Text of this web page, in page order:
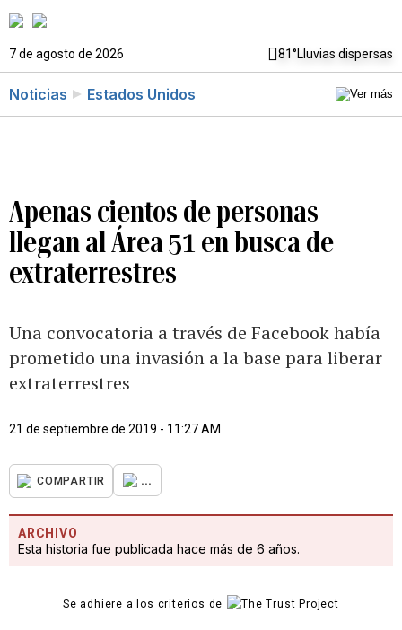
7 de agosto de 2026 81°Lluvias dispersas
Noticias Estados Unidos
Apenas cientos de personas
llegan al Área 51 en busca de
extraterrestres
Una convocatoria a través de Facebook había
prometido una invasión a la base para liberar
extraterrestres
21 de septiembre de 2019 - 11:27 AM
COMPARTIR ...
ARCHIVO
Esta historia fue publicada hace más de 6 años.
Se adhiere a los criterios de